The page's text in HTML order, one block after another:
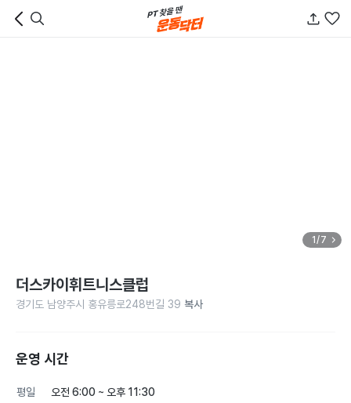
1/7
더스카이휘트니스클럽
경기도 남양주시 홍유릉로248번길 39 복사
운영 시간
평일
오전 6:00 ~ 오후 11:30